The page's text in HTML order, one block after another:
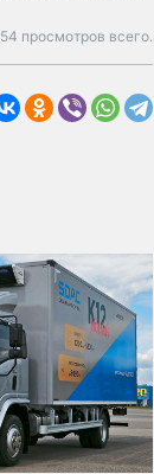
54 просмотров всего.